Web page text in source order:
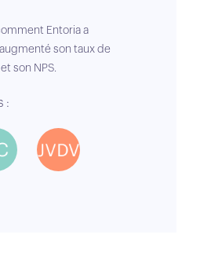
Entoria a
son taux de
son NPS.
: